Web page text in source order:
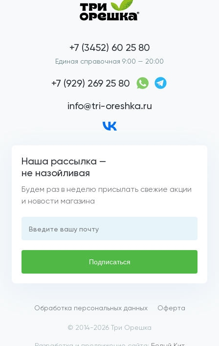
+7 (3452) 60 25 80
Единая справочная 9:00 — 20:00
+7 (929) 269 25 80
info@tri-oreshka.ru
Наша рассылка —
не назойливая
Будем раз в неделю присылать свежие акции
и новости магазина
Введите вашу почту
Подписаться
© 2014-2026 Три Орешка
Обработка персональных данных Оферта